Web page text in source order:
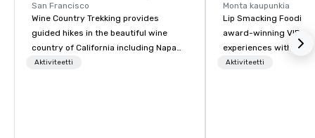
San Francisco
Wine Country Trekking provides
guided hikes in the beautiful wine
country of California including Napa
and Sonoma Valleys. These
Aktiviteetti
Monta kaupunkia
Lip Smacking Foodie
award-winning VIP
experiences with
restaurants
Aktiviteetti